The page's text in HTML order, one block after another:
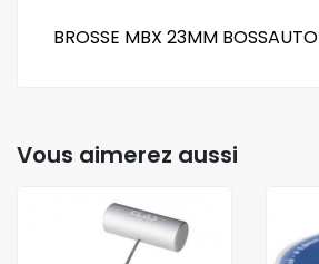
BROSSE MBX 23MM BOSSAUTO
Vous aimerez aussi